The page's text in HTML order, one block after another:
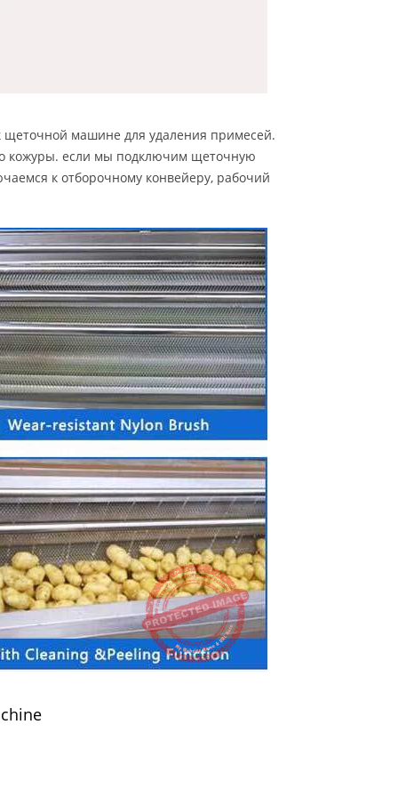
машине для удаления примесей.
кожуры. если мы подключим щеточную
к отборочному конвейеру, рабочий